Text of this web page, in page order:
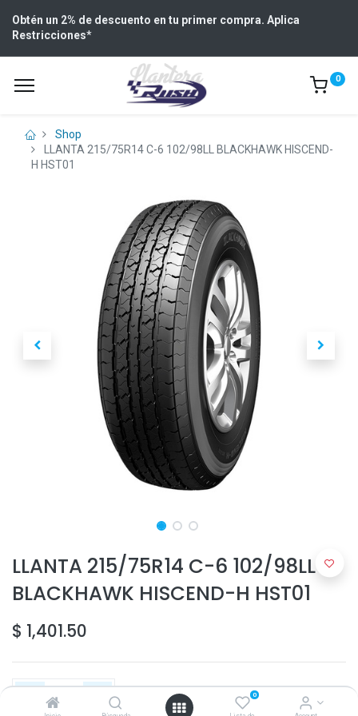
0
Obtén un 2% de descuento en tu primer compra. Aplica
Restricciones*
0
Shop
LLANTA 215/75R14 C-6 102/98LL BLACKHAWK HISCEND-
H HST01
LLANTA 215/75R14 C-6 102/98LL
BLACKHAWK HISCEND-H HST01
$ 1,401.50